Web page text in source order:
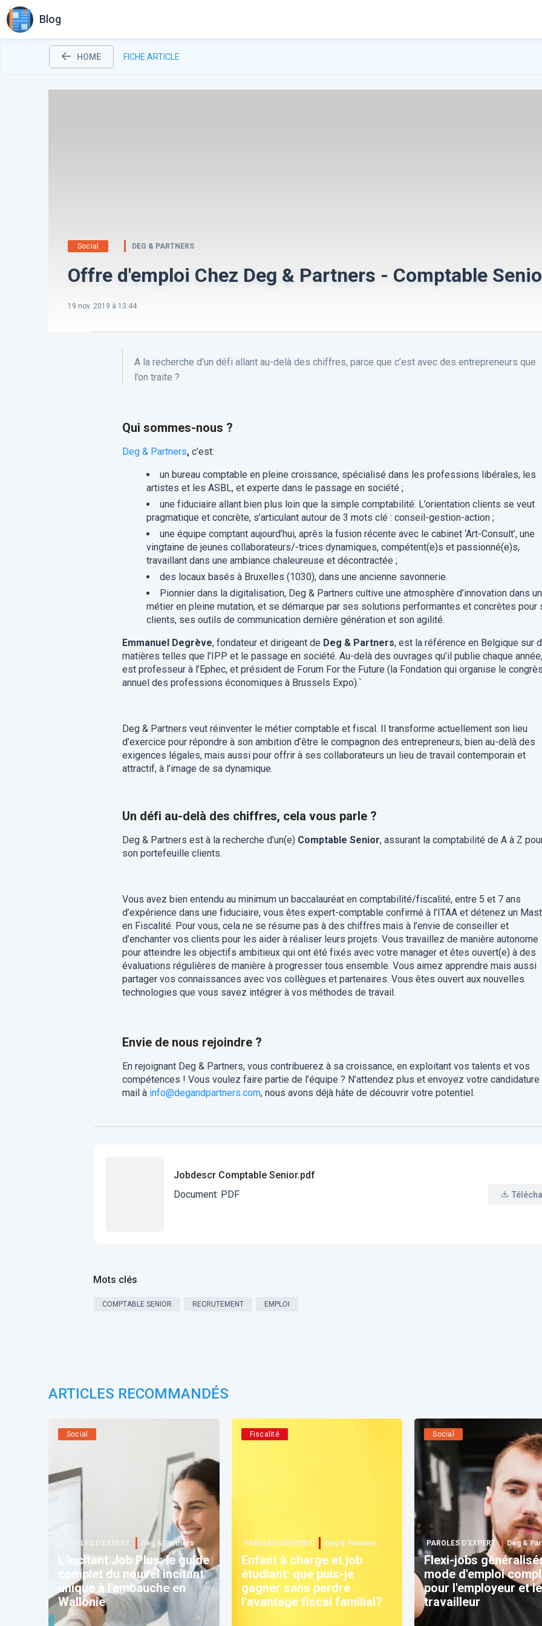
Blog
HOME FICHE ARTICLE
Social DEG & PARTNERS
Offre d'emploi Chez Deg & Partners - Comptable
19 nov. 2019 à 13:44
A la recherche d’un défi allant au-delà des chiffres, parce que c’est avec des entrepreneurs que
l’on traite ?
Qui sommes-nous ?
Deg & Partners, c’est:
un bureau comptable en pleine croissance, spécialisé dans les professions libérales, les
artistes et les ASBL, et experte dans le passage en société ;
une fiduciaire allant bien plus loin que la simple comptabilité. L’orientation clients se veut
pragmatique et concrète, s’articulant autour de 3 mots clé : conseil-gestion-action ;
une équipe comptant aujourd’hui, après la fusion récente avec le cabinet ‘Art-Consult’, une
vingtaine de jeunes collaborateurs/-trices dynamiques, compétent(e)s et passionné(e)s,
travaillant dans une ambiance chaleureuse et décontractée ;
des locaux basés à Bruxelles (1030), dans une ancienne savonnerie.
Pionnier dans la digitalisation, Deg & Partners cultive une atmosphère d’innovation dans un
métier en pleine mutation, et se démarque par ses solutions performantes et concrètes pour
clients, ses outils de communication dernière génération et son agilité.
Emmanuel Degrève, fondateur et dirigeant de Deg & Partners, est la référence en Belgique sur
matières telles que l’IPP et le passage en société. Au-delà des ouvrages qu’il publie chaque
est professeur à l’Ephec, et président de Forum For the Future (la Fondation qui organise le congrès
annuel des professions économiques à Brussels Expo).`
Deg & Partners veut réinventer le métier comptable et fiscal. Il transforme actuellement son lieu
d’exercice pour répondre à son ambition d’être le compagnon des entrepreneurs, bien au-delà des
exigences légales, mais aussi pour offrir à ses collaborateurs un lieu de travail contemporain et
attractif, à l’image de sa dynamique.
Un défi au-delà des chiffres, cela vous parle ?
Deg & Partners est à la recherche d’un(e) Comptable Senior, assurant la comptabilité de A à Z
son portefeuille clients.
Vous avez bien entendu au minimum un baccalauréat en comptabilité/fiscalité, entre 5 et 7 ans
d’expérience dans une fiduciaire, vous êtes expert-comptable confirmé à l’ITAA et détenez un
en Fiscalité. Pour vous, cela ne se résume pas à des chiffres mais à l’envie de conseiller et
d’enchanter vos clients pour les aider à réaliser leurs projets. Vous travaillez de manière autonome
pour atteindre les objectifs ambitieux qui ont été fixés avec votre manager et êtes ouvert(e) à des
évaluations régulières de manière à progresser tous ensemble. Vous aimez apprendre mais aussi
partager vos connaissances avec vos collègues et partenaires. Vous êtes ouvert aux nouvelles
technologies que vous savez intégrer à vos méthodes de travail.
Envie de nous rejoindre ?
En rejoignant Deg & Partners, vous contribuerez à sa croissance, en exploitant vos talents et vos
compétences ! Vous voulez faire partie de l’équipe ? N’attendez plus et envoyez votre candidature
mail à info@degandpartners.com, nous avons déjà hâte de découvrir votre potentiel.
Jobdescr Comptable Senior.pdf
Document: PDF
Mots clés
COMPTABLE SENIOR RECRUTEMENT EMPLOI
ARTICLES RECOMMANDÉS
Social
PAROLES D’EXPERT Deg & Partners
L'Incitant Job Plus: le guide
complet du nouvel incitant
unique à l'embauche en
Wallonie
Fiscalité
PAROLES D’EXPERT Deg & Partners
Enfant à charge et job
étudiant: que puis-je
gagner sans perdre
l'avantage fiscal familial?
Social
PAROLES D’EXPERT Deg &
Flexi-jobs
mode d'emploi
pour l'employeur et le
travailleur